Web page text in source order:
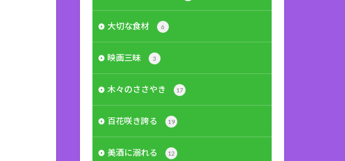
大切な食材 6
映画三昧 3
木々のささやき 17
百花咲き誇る 19
美酒に溺れる 12